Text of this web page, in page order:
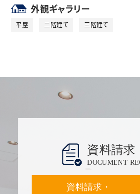
外観ギャラリー
平屋 二階建て 三階建て
資料請求
DOCUMENT
資料請求・